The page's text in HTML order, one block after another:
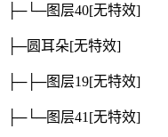
├─└─图层40[无特效]
├─圆耳朵[无特效]
├─├─图层19[无特效]
├─└─图层41[无特效]